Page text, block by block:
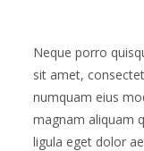
Neque porro
sit amet,
numquam eius
magnam aliquam
ligula eget dolor